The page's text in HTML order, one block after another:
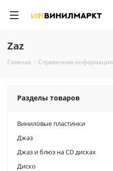
Zaz
Главная - Справочная информация
Разделы товаров
Виниловые пластинки
Джаз
Джаз и блюз на CD дисках
Диско